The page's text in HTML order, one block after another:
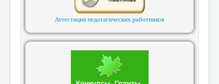
Аттестация педогагических работников